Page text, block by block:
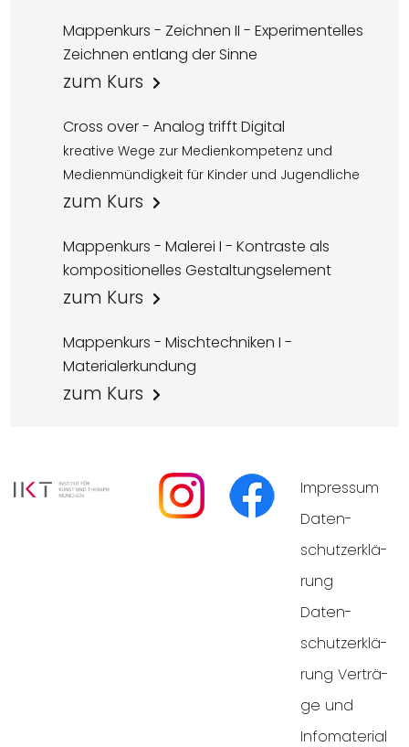
Mappenkurs - Zeichnen II - Experimentelles
Zeichnen entlang der Sinne
zum Kurs
Cross over - Analog trifft Digital
kreative Wege zur Medienkompetenz und
Medienmündigkeit für Kinder und Jugendliche
zum Kurs
Mappenkurs - Malerei I - Kontraste als
kompositionelles Gestaltungselement
zum Kurs
Mappenkurs - Mischtechniken I -
Materialerkundung
zum Kurs
Impres­sum
Daten­
schutz­er­klä­
rung
Daten­
schutz­er­klä­
rung Ver­trä­
ge und
Infomaterial